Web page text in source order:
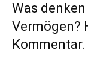
Was denken
Vermögen?
Kommentar.